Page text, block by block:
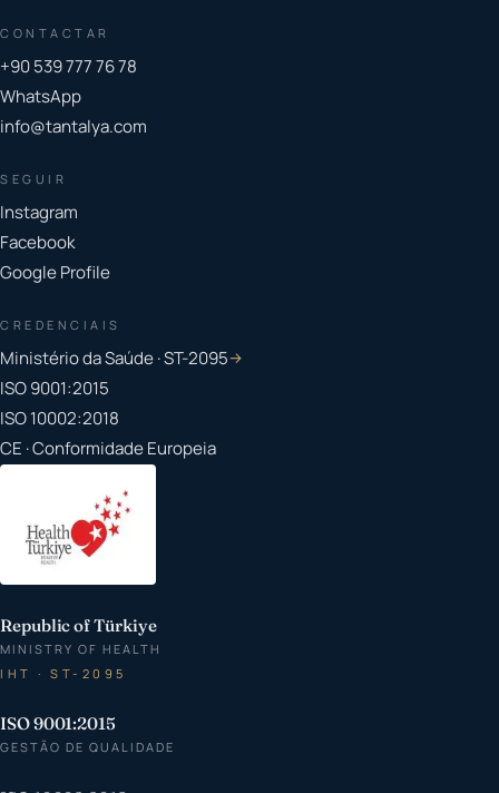
CONTACTAR
+90 539 777 76 78
WhatsApp
info@tantalya.com
SEGUIR
Instagram
Facebook
Google Profile
CREDENCIAIS
Ministério da Saúde · ST-2095→
ISO 9001:2015
ISO 10002:2018
CE · Conformidade Europeia
Republic of Türkiye
MINISTRY OF HEALTH
IHT · ST-2095
ISO 9001:2015
GESTÃO DE QUALIDADE